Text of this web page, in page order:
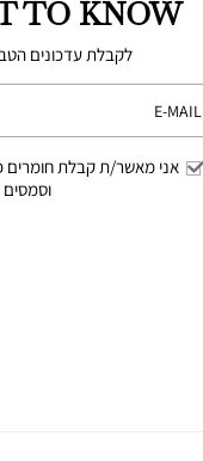
TO KNOW
לקבלת עדכונים
E-MAIL
אני מאשר/ת קבלת חומרים
וסמסים